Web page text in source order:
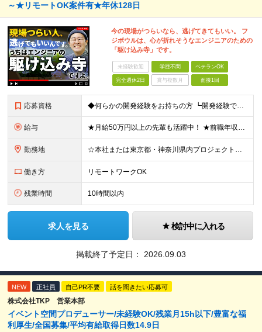
～★リモートOK案件有★年休128日
今の現場がつらいなら、逃げてきてもいい。 フ
ジボウルは、心が折れそうなエンジニアのための
「駆け込み寺」です。
未経験歓迎 学歴不問 ベテランOK
完全週休2日 賞与複数月 面接1回
応募資格 ◆何らかの開発経験をお持ちの方 ┗開発経験ではなく、運用・保守経験があるという方も、お気軽にご応募ください！ ┗ブランク・転職回数は不問です！ ┗ネガティブな応募理由も歓迎です！ ※学歴不問 ☆活か
給与 ★月給50万円以上の先輩も活躍中！ ★前職年収から80万円以上UP保証 月給35万円～ ※月給には固定残業代を含む(月20時間分/2万6000円～/超過分別途支給） ※残業がなくても上記支給(基本残
勤務地 ☆本社または東京都・神奈川県内プロジェクト先での勤務となります ☆リモートワークOKの案件も多数あります(応相談) ☆転居を伴う転勤はありません ☆九州地方、北陸地方、北海道からの転職者も多数在籍！/
働き方 リモートワークOK
残業時間 10時間以内
求人を見る 検討中に入れる
掲載終了予定日： 2026.09.03
NEW 正社員 自己PR不要 話を聞きたい応募可
株式会社TKP 営業本部
イベント空間プロデューサー/未経験OK/残業月15h以下/豊富な福
利厚生/全国募集/平均有給取得日数14.9日